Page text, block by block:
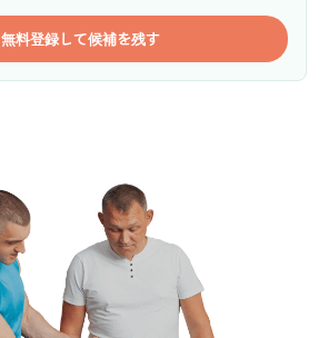
無料登録して候補を残す